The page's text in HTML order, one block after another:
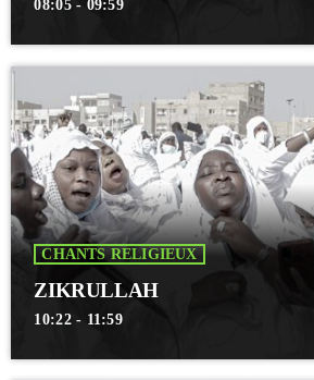
08:05 - 09:59
CHANTS RELIGIEUX
ZIKRULLAH
10:22 - 11:59